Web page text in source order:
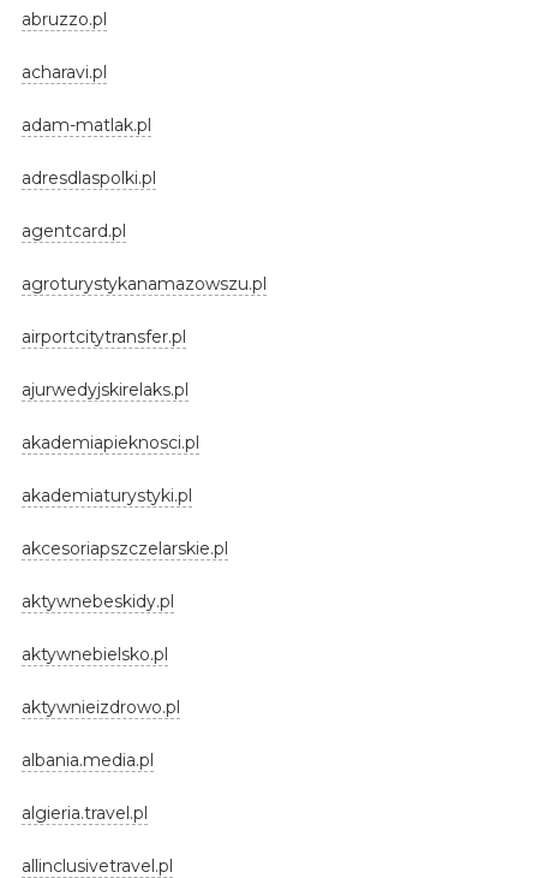
abruzzo.pl
acharavi.pl
adam-matlak.pl
adresdlaspolki.pl
agentcard.pl
agroturystykanamazowszu.pl
airportcitytransfer.pl
ajurwedyjskirelaks.pl
akademiapieknosci.pl
akademiaturystyki.pl
akcesoriapszczelarskie.pl
aktywnebeskidy.pl
aktywnebielsko.pl
aktywnieizdrowo.pl
albania.media.pl
algieria.travel.pl
allinclusivetravel.pl